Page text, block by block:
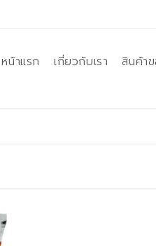
หน้าแรก เกี่ยวกับเรา สินค้า